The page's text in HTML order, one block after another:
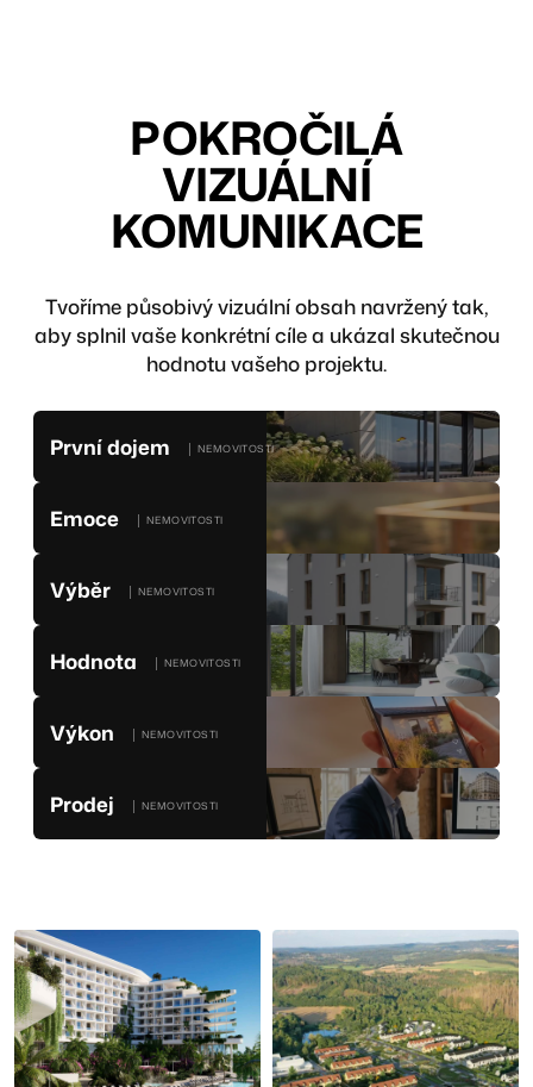
POKROČILÁ
VIZUÁLNÍ
KOMUNIKACE
Tvoříme působivý vizuální obsah navržený tak,
aby splnil vaše konkrétní cíle a ukázal skutečnou
hodnotu vašeho projektu.
První dojem │ NEMOVITOSTI
Emoce │ NEMOVITOSTI
Výběr │ NEMOVITOSTI
Hodnota │ NEMOVITOSTI
Výkon │ NEMOVITOSTI
Prodej │ NEMOVITOSTI